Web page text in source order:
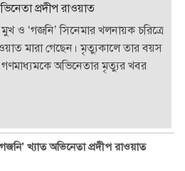
প্রদীপ রাওয়াত
ও ‘গজনি’ সিনেমার খলনায়ক চরিত্রে
মারা গেছেন। মৃত্যুকালে তার বয়স
অভিনেতার মৃত্যুর খবর
খ্যাত অভিনেতা প্রদীপ রাওয়াত